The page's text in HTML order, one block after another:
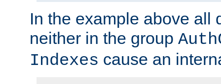
In the example above all
neither in the group
Indexes cause an